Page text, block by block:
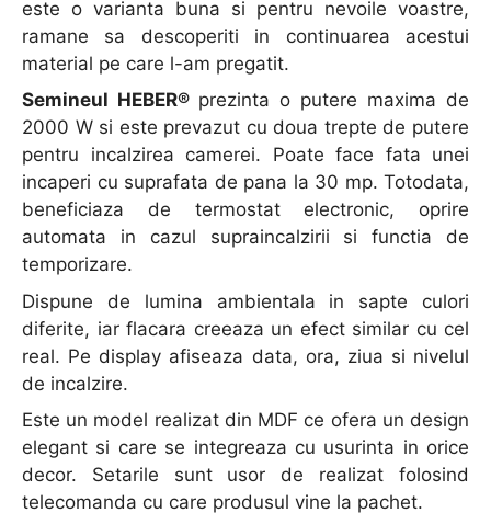
este o varianta buna si pentru nevoile voastre,
ramane sa descoperiti in continuarea acestui
material pe care l-am pregatit.
Semineul HEBER® prezinta o putere maxima de
2000 W si este prevazut cu doua trepte de putere
pentru incalzirea camerei. Poate face fata unei
incaperi cu suprafata de pana la 30 mp. Totodata,
beneficiaza de termostat electronic, oprire
automata in cazul supraincalzirii si functia de
temporizare.
Dispune de lumina ambientala in sapte culori
diferite, iar flacara creeaza un efect similar cu cel
real. Pe display afiseaza data, ora, ziua si nivelul
de incalzire.
Este un model realizat din MDF ce ofera un design
elegant si care se integreaza cu usurinta in orice
decor. Setarile sunt usor de realizat folosind
telecomanda cu care produsul vine la pachet.